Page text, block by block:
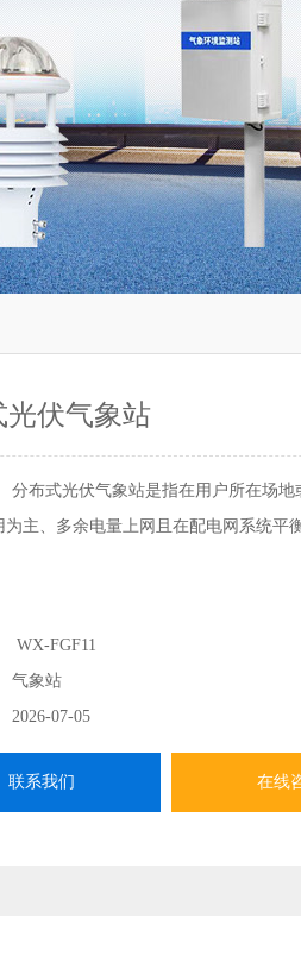
光伏气象站
分布式光伏气象站是指在用户所在场
为主、多余电量上网且在配电网系统平
WX-FGF11
气象站
2026-07-05
联系我们 在线